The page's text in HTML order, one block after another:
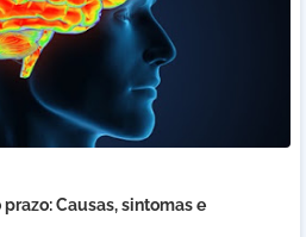
Causas, sintomas e